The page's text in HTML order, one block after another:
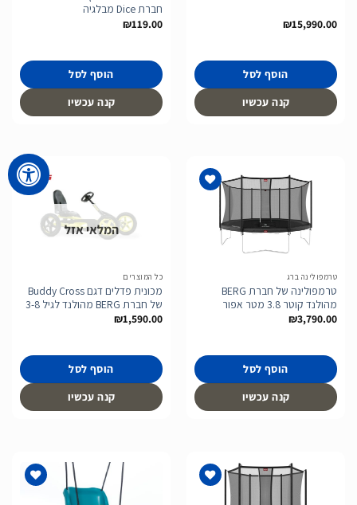
₪15,990.00
הוסף לסל
קנה עכשיו
חברת Dice מבלגיה
₪119.00
הוסף לסל
קנה עכשיו
טרמפולינה ברג
טרמפולינה של חברת BERG
מהולנד קוטר 3.8 מטר אפור
₪3,790.00
הוסף לסל
קנה עכשיו
המלאי אזל
כל המוצרים
מכונית פדלים דגם Buddy Cross
של חברת BERG מהולנד לגיל 3-8
₪1,590.00
הוסף לסל
קנה עכשיו